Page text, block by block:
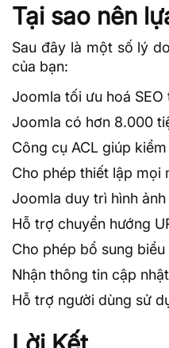
Tại sao nên
Sau đây là một số lý
của bạn:
Joomla tối ưu hoá SEO
Joomla có hơn 8.000
Công cụ ACL giúp
Cho phép thiết lập mọi
Joomla duy trì hình
Hỗ trợ chuyển hướng
Cho phép bổ sung
Nhận thông tin cập
Hỗ trợ người dùng sử